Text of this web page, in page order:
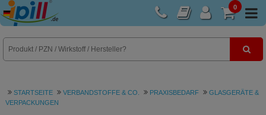
0
E-Rezept
STARTSEITE VERBANDSTOFFE & CO. PRAXISBEDARF
GLASGERÄTE &
VERPACKUNGEN